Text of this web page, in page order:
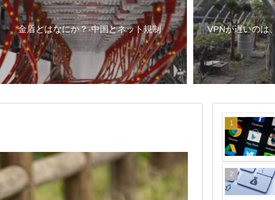
金盾とはなにか？-中国とネット規制 VPNが遅いのは